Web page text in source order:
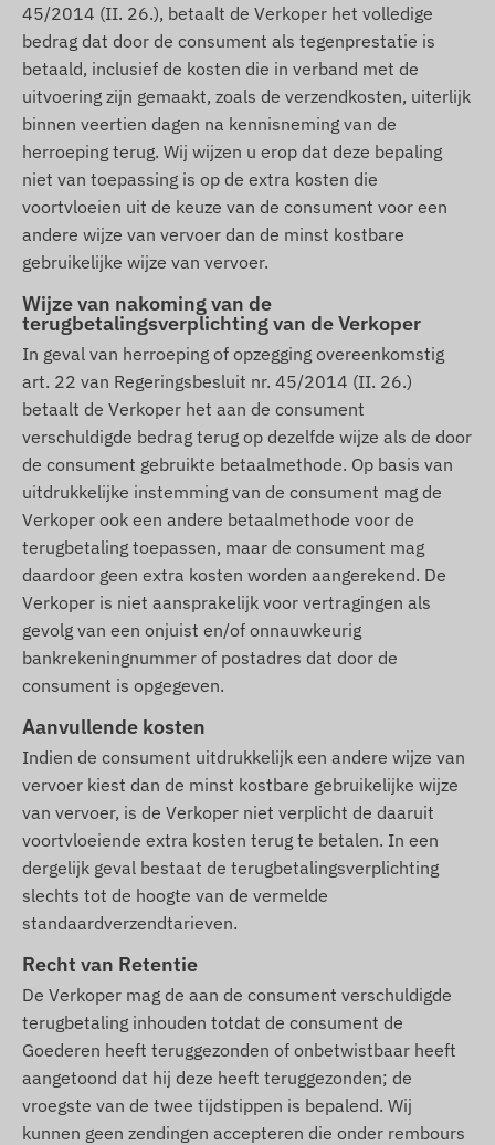
45/2014 (II. 26.), betaalt de Verkoper het volledige
bedrag dat door de consument als tegenprestatie is
betaald, inclusief de kosten die in verband met de
uitvoering zijn gemaakt, zoals de verzendkosten, uiterlijk
binnen veertien dagen na kennisneming van de
herroeping terug. Wij wijzen u erop dat deze bepaling
niet van toepassing is op de extra kosten die
voortvloeien uit de keuze van de consument voor een
andere wijze van vervoer dan de minst kostbare
gebruikelijke wijze van vervoer.
Wijze van nakoming van de
terugbetalingsverplichting van de Verkoper
In geval van herroeping of opzegging overeenkomstig
art. 22 van Regeringsbesluit nr. 45/2014 (II. 26.)
betaalt de Verkoper het aan de consument
verschuldigde bedrag terug op dezelfde wijze als de door
de consument gebruikte betaalmethode. Op basis van
uitdrukkelijke instemming van de consument mag de
Verkoper ook een andere betaalmethode voor de
terugbetaling toepassen, maar de consument mag
daardoor geen extra kosten worden aangerekend. De
Verkoper is niet aansprakelijk voor vertragingen als
gevolg van een onjuist en/of onnauwkeurig
bankrekeningnummer of postadres dat door de
consument is opgegeven.
Aanvullende kosten
Indien de consument uitdrukkelijk een andere wijze van
vervoer kiest dan de minst kostbare gebruikelijke wijze
van vervoer, is de Verkoper niet verplicht de daaruit
voortvloeiende extra kosten terug te betalen. In een
dergelijk geval bestaat de terugbetalingsverplichting
slechts tot de hoogte van de vermelde
standaardverzendtarieven.
Recht van Retentie
De Verkoper mag de aan de consument verschuldigde
terugbetaling inhouden totdat de consument de
Goederen heeft teruggezonden of onbetwistbaar heeft
aangetoond dat hij deze heeft teruggezonden; de
vroegste van de twee tijdstippen is bepalend. Wij
kunnen geen zendingen accepteren die onder rembours